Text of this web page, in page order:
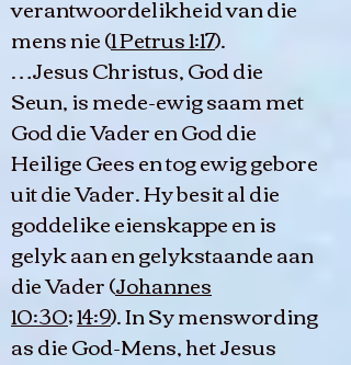
verantwoordelikheid van die
mens nie (1 Petrus 1:17).
…Jesus Christus, God die
Seun, is mede-ewig saam met
God die Vader en God die
Heilige Gees en tog ewig gebore
uit die Vader. Hy besit al die
goddelike eienskappe en is
gelyk aan en gelykstaande aan
die Vader (Johannes
10:30;14:9). In Sy menswording
as die God-Mens, het Jesus